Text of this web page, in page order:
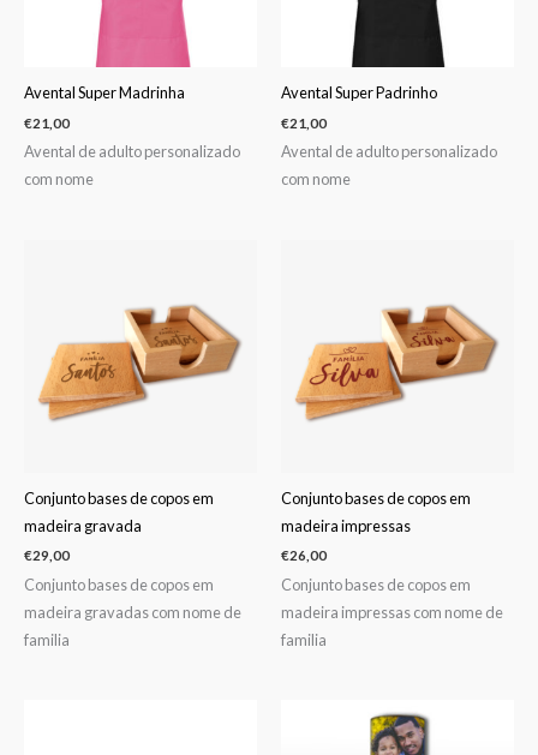
Avental Super Madrinha
€21,00
Avental de adulto personalizado
com nome
Avental Super Padrinho
€21,00
Avental de adulto personalizado
com nome
Conjunto bases de copos em
madeira gravada
€29,00
Conjunto bases de copos em
madeira gravadas com nome de
familia
Conjunto bases de copos em
madeira impressas
€26,00
Conjunto bases de copos em
madeira impressas com nome de
familia